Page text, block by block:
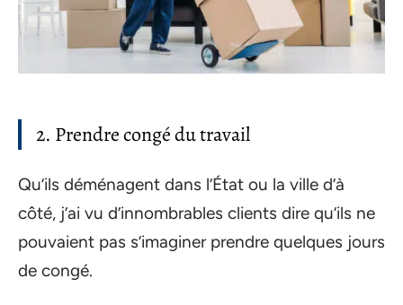
2. Prendre congé du travail
Qu’ils déménagent dans l’État ou la ville d’à
côté, j’ai vu d’innombrables clients dire qu’ils ne
pouvaient pas s’imaginer prendre quelques jours
de congé.